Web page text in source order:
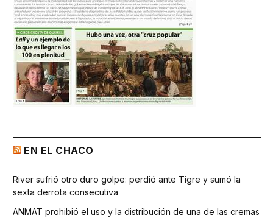
EN EL CHACO
River sufrió otro duro golpe: perdió ante Tigre y sumó la
sexta derrota consecutiva
ANMAT prohibió el uso y la distribución de una de las cremas